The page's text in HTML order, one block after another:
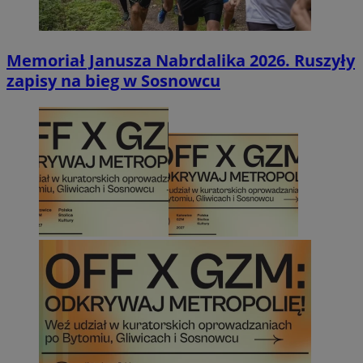
Memoriał Janusza Nabrdalika 2026. Ruszyły
zapisy na bieg w Sosnowcu
VISITOR_PRIVACY_METADATA
YouTube
Google Privacy Policy